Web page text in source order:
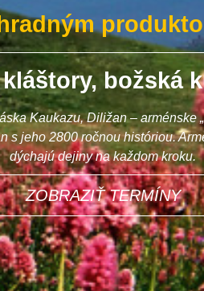
božská
Kaukazu, Diližan – arménske
s jeho 2800 ročnou históriou.
dýchajú dejiny na každom kroku.
ZOBRAZIŤ TERMÍNY